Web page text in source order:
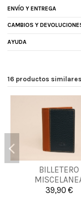
ENVÍO Y ENTREGA
CAMBIOS Y
AYUDA
16 productos similares
BILLETERO
39,90 €
UNICA
Añadir al